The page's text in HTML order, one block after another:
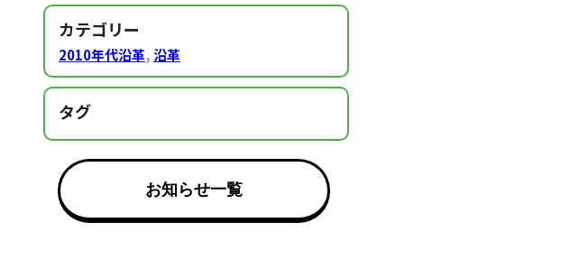
カテゴリー
2010年代沿革,沿革
タグ
お知らせ一覧